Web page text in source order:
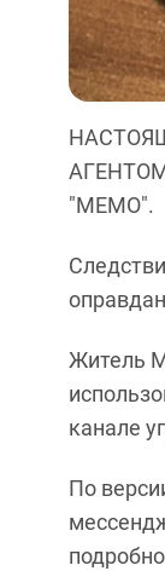
"МЕМО".
Житель
канале
По